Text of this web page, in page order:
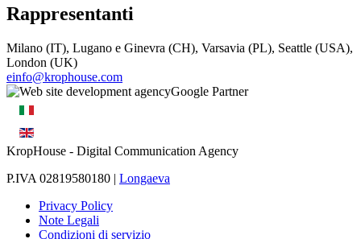
Rappresentanti
Milano (IT), Lugano e Ginevra (CH), Varsavia (PL), Seattle (USA),
London (UK)
einfo@krophouse.com
KropHouse - Digital Communication Agency
P.IVA 02819580180 | Longaeva
Privacy Policy
Note Legali
Condizioni di servizio